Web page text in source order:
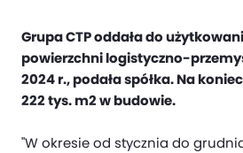
Grupa CTP oddała do
powierzchni logistyczno-
2024 r., podała spółka. Na
222 tys. m2 w budowie.
"W okresie od stycznia do